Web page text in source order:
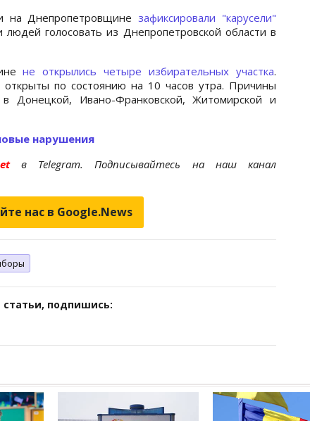
на Днепропетровщинезафиксировали "карусели"
людей голосовать из Днепропетровской области в
не открылись четыре избирательных участка.
по состоянию на 10 часов утра. Причины
в Донецкой, Ивано-Франковской, Житомирской и
нарушения
в Telegram. Подписывайтесь на наш канал
нас в Google.News
статьи, подпишись: